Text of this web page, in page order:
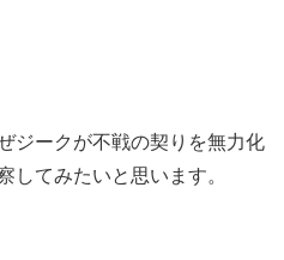
ジークが不戦の契りを無力化
してみたいと思います。